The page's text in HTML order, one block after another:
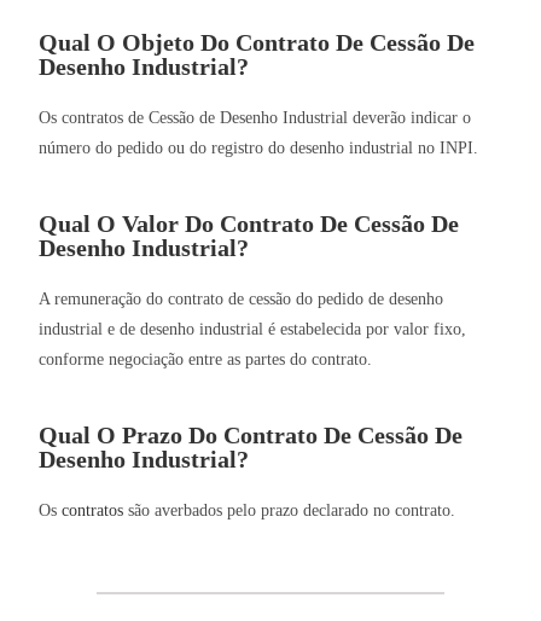
Qual O Objeto Do Contrato De Cessão De
Desenho Industrial?
Os contratos de Cessão de Desenho Industrial deverão indicar o
número do pedido ou do registro do desenho industrial no INPI.
Qual O Valor Do Contrato De Cessão De
Desenho Industrial?
A remuneração do contrato de cessão do pedido de desenho
industrial e de desenho industrial é estabelecida por valor fixo,
conforme negociação entre as partes do contrato.
Qual O Prazo Do Contrato De Cessão De
Desenho Industrial?
Oscontratos são averbados pelo prazo declarado no contrato.